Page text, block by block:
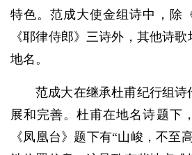
特色。范成大使金组诗中，除
《耶律侍郎》三诗外，其他诗
地名。
范成大在继承杜甫纪行组
展和完善。杜甫在地名诗题下
《凤凰台》题下有“山峻，不至